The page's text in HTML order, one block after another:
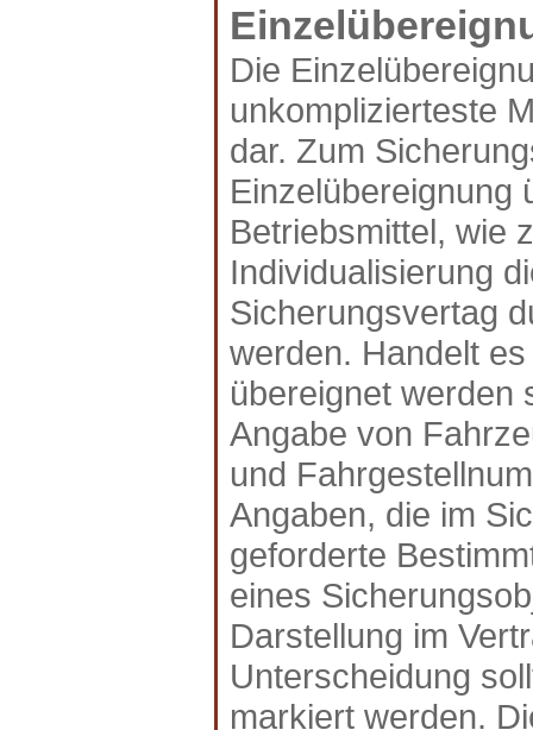
Die
unkomplizierteste
dar. Zum
Einzelübereignung
Betriebsmittel, wie
Individualisierung
Sicherungsvertag
werden. Handelt
übereignet werden
Angabe von
und
Angaben, die im
geforderte
eines
Darstellung im
Unterscheidung
markiert werden.